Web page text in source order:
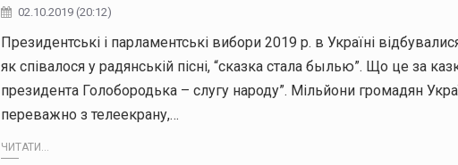
02.10.2019 (20:12)
Президентські і парламентські вибори 2019 р. в Україні
як співалося у радянській пісні, “сказка стала былью”. Що це за
президента Голобородька – слугу народу”. Мільйони громадян
переважно з телеекрану,…
ЧИТАТИ...